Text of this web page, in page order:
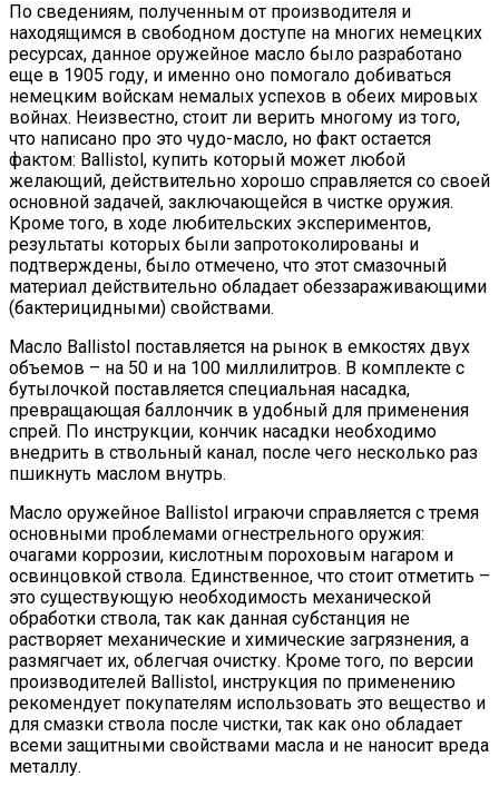
По сведениям, полученным от производителя и
находящимся в свободном доступе на многих немецких
ресурсах, данное оружейное масло было разработано
еще в 1905 году, и именно оно помогало добиваться
немецким войскам немалых успехов в обеих мировых
войнах. Неизвестно, стоит ли верить многому из того,
что написано про это чудо-масло, но факт остается
фактом: Ballistol, купить который может любой
желающий, действительно хорошо справляется со своей
основной задачей, заключающейся в чистке оружия.
Кроме того, в ходе любительских экспериментов,
результаты которых были запротоколированы и
подтверждены, было отмечено, что этот смазочный
материал действительно обладает обеззараживающими
(бактерицидными) свойствами.
Масло Ballistol поставляется на рынок в емкостях двух
объемов – на 50 и на 100 миллилитров. В комплекте с
бутылочкой поставляется специальная насадка,
превращающая баллончик в удобный для применения
спрей. По инструкции, кончик насадки необходимо
внедрить в ствольный канал, после чего несколько раз
пшикнуть маслом внутрь.
Масло оружейное Ballistol играючи справляется с тремя
основными проблемами огнестрельного оружия:
очагами коррозии, кислотным пороховым нагаром и
освинцовкой ствола. Единственное, что стоит отметить –
это существующую необходимость механической
обработки ствола, так как данная субстанция не
растворяет механические и химические загрязнения, а
размягчает их, облегчая очистку. Кроме того, по версии
производителей Ballistol, инструкция по применению
рекомендует покупателям использовать это вещество и
для смазки ствола после чистки, так как оно обладает
всеми защитными свойствами масла и не наносит вреда
металлу.